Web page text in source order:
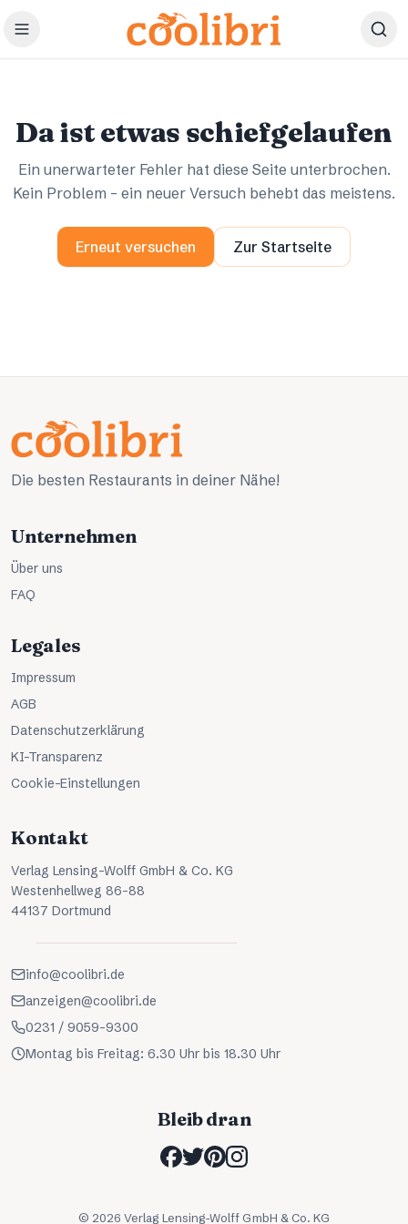
Zum Hauptinhalt springen
Da ist etwas schiefgelaufen
Ein unerwarteter Fehler hat diese Seite unterbrochen.
Kein Problem – ein neuer Versuch behebt das meistens.
Erneut versuchen Zur Startseite
Die besten Restaurants in deiner Nähe!
Unternehmen
Über uns
FAQ
Legales
Impressum
AGB
Datenschutzerklärung
KI-Transparenz
Cookie-Einstellungen
Kontakt
Verlag Lensing-Wolff GmbH & Co. KG
Westenhellweg 86-88
44137 Dortmund
info@coolibri.de
anzeigen@coolibri.de
0231 / 9059-9300
Montag bis Freitag: 6.30 Uhr bis 18.30 Uhr
Bleib dran
© 2026 Verlag Lensing-Wolff GmbH & Co. KG